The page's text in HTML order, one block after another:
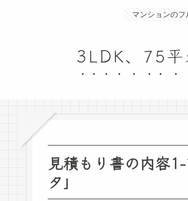
マンションの
3LDK、75平
見積もり書の内容
タ」